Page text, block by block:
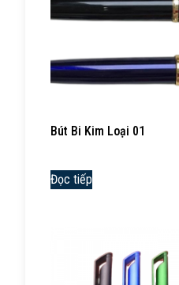
Bút Bi Kim Loại 01
Đọc tiếp